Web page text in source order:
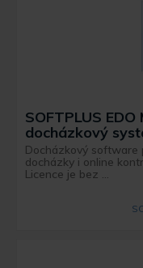
SOFTPLUS
docházkový
Docházkový software
docházky i online
Licence je bez ...